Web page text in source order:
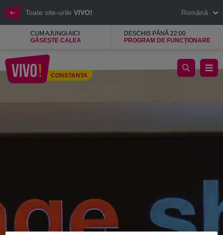
Toate site-urile VIVO! Română
CUM AJUNGI AICI
GĂSEȘTE CALEA
DESCHIS PÂNĂ 22:00
PROGRAM DE FUNCȚIONARE
CONSTANTA
Orange shop, telefoane,accesorii si asistenta